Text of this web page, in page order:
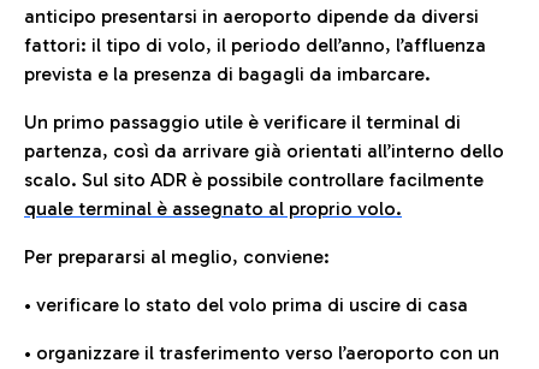
anticipo presentarsi in aeroporto dipende da diversi
fattori: il tipo di volo, il periodo dell’anno, l’affluenza
prevista e la presenza di bagagli da imbarcare.
Un primo passaggio utile è verificare il terminal di
partenza, così da arrivare già orientati all’interno dello
scalo. Sul sito ADR è possibile controllare facilmente
quale terminal è assegnato al proprio volo.
Per prepararsi al meglio, conviene:
• verificare lo stato del volo prima di uscire di casa
• organizzare il trasferimento verso l’aeroporto con un